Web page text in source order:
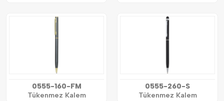
0555-160-FM
Tükenmez Kalem
0555-260-S
Tükenmez Kalem